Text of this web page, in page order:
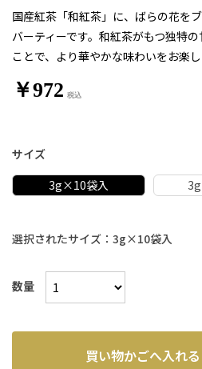
国産紅茶「和紅茶」に、ばらの花を
バーティーです。和紅茶がもつ独特
ことで、より華やかな味わいをお楽し
￥972
サイズ
3g×10袋入
選択されたサイズ：3g×10袋入
数量